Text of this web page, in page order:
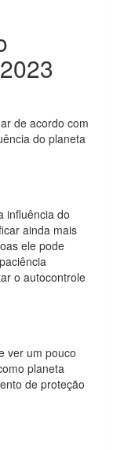
de acordo com
do planeta
influência do
ainda mais
ele pode
o autocontrole
ver um pouco
planeta
de proteção